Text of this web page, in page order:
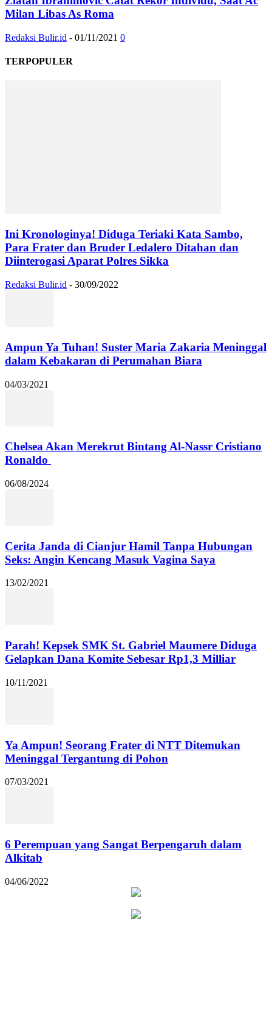
Milan Libas As Roma
Redaksi Bulir.id - 01/11/2021 0
TERPOPULER
Ini Kronologinya! Diduga Teriaki Kata Sambo,
Para Frater dan Bruder Ledalero Ditahan dan
Diinterogasi Aparat Polres Sikka
Redaksi Bulir.id - 30/09/2022
Ampun Ya Tuhan! Suster Maria Zakaria Meninggal
dalam Kebakaran di Perumahan Biara
04/03/2021
Chelsea Akan Merekrut Bintang Al-Nassr Cristiano
Ronaldo
06/08/2024
Cerita Janda di Cianjur Hamil Tanpa Hubungan
Seks: Angin Kencang Masuk Vagina Saya
13/02/2021
Parah! Kepsek SMK St. Gabriel Maumere Diduga
Gelapkan Dana Komite Sebesar Rp1,3 Milliar
10/11/2021
Ya Ampun! Seorang Frater di NTT Ditemukan
Meninggal Tergantung di Pohon
07/03/2021
6 Perempuan yang Sangat Berpengaruh dalam
Alkitab
04/06/2022